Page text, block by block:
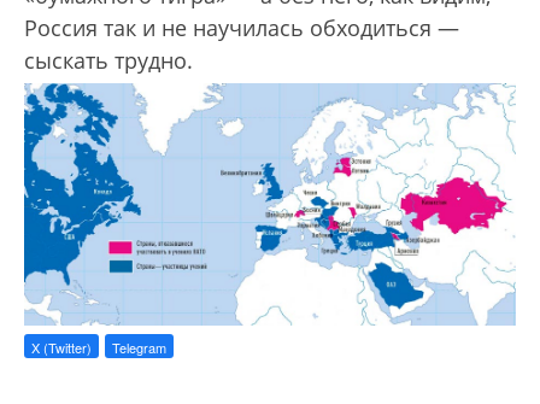
Россия так и не научилась обходиться —
сыскать трудно.
X (Twitter) Telegram